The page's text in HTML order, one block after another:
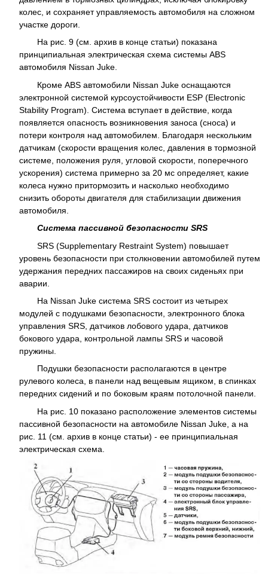
колес, и сохраняет управляемость автомобиля на сложном
участке дороги.
На рис. 9 (см. архив в конце статьи) показана
принципиальная электрическая схема системы ABS
автомобиля Nissan Juke.
Кроме ABS автомобили Nissan Juke оснащаются
электронной системой курсоустойчивости ESP (Electronic
Stability Program). Система вступает в действие, когда
появляется опасность возникновения заноса (сноса) и
потери контроля над автомобилем. Благодаря нескольким
датчикам (скорости вращения колес, давления в тормозной
системе, положения руля, угловой скорости, поперечного
ускорения) система примерно за 20 мс определяет, какие
колеса нужно притормозить и насколько необходимо
снизить обороты двигателя для стабилизации движения
автомобиля.
Система пассивной безопасности SRS
SRS (Supplementary Restraint System) повышает
уровень безопасности при столкновении автомобилей путем
удержания передних пассажиров на своих сиденьях при
аварии.
На Nissan Juke система SRS состоит из четырех
модулей с подушками безопасности, электронного блока
управления SRS, датчиков лобового удара, датчиков
бокового удара, контрольной лампы SRS и часовой
пружины.
Подушки безопасности располагаются в центре
рулевого колеса, в панели над вещевым ящиком, в спинках
передних сидений и по боковым краям потолочной панели.
На рис. 10 показано расположение элементов системы
пассивной безопасности на автомобиле Nissan Juke, а на
рис. 11 (см. архив в конце статьи) - ее принципиальная
электрическая схема.